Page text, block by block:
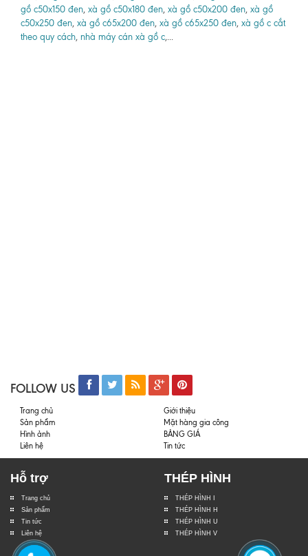
gồ c50x150 đen, xà gồ c50x180 đen, xà gồ c50x200 đen, xà gồ
c50x250 đen, xà gồ c65x200 đen, xà gồ c65x250 đen, xà gồ c cắt
theo quy cách, nhà máy cán xà gồ c,...
FOLLOW US
Trang chủ
Giới thiệu
Sản phẩm
Mặt hàng gia công
Hình ảnh
BẢNG GIÁ
Liên hệ
Tin tức
Hỗ trợ
Trang chủ
Sản phẩm
Tin tức
Liên hệ
THÉP HÌNH
THÉP HÌNH I
THÉP HÌNH H
THÉP HÌNH U
THÉP HÌNH V